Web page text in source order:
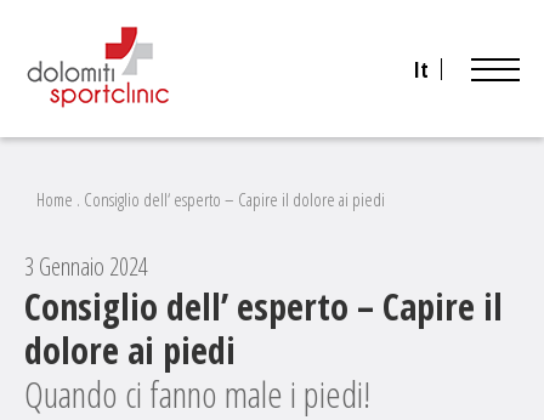
It
Home . Consiglio dell‘ esperto – Capire il dolore ai piedi
3 Gennaio 2024
Consiglio dell’ esperto – Capire il
dolore ai piedi
Quando ci fanno male i piedi!